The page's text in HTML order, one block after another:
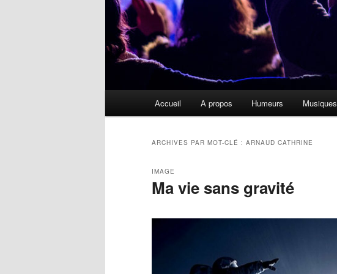
Accueil A propos Humeurs Musiques
ARCHIVES PAR MOT-CLÉ : ARNAUD CATHRINE
Ma vie sans gravité
IMAGE